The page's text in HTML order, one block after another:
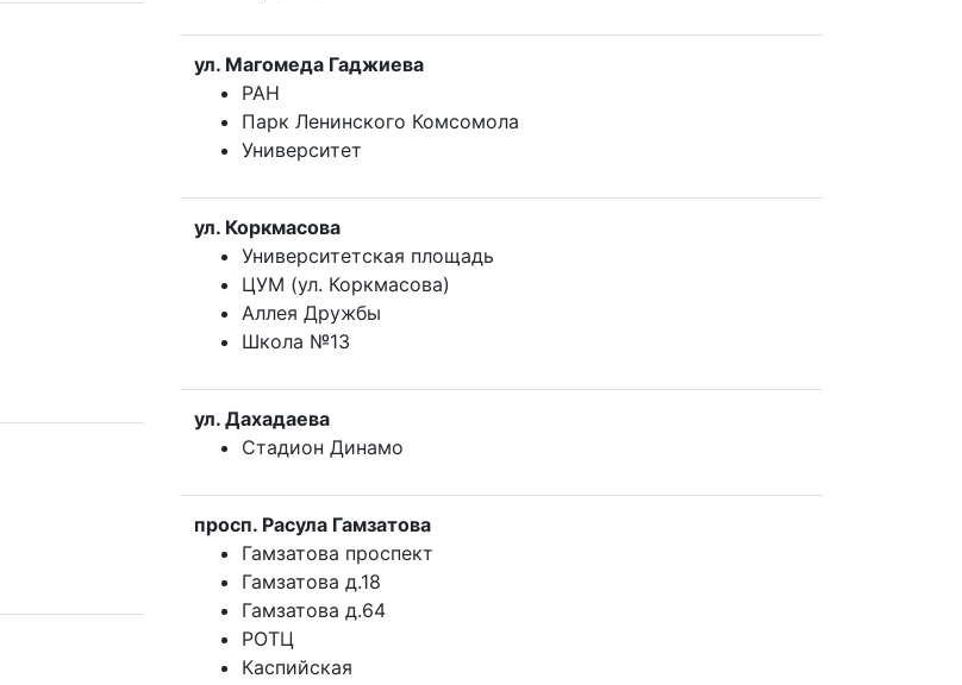
ул. Магомеда Гаджиева
РАН
Парк Ленинского Комсомола
Университет
ул. Коркмасова
Университетская площадь
ЦУМ (ул. Коркмасова)
Аллея Дружбы
Школа №13
ул. Дахадаева
Стадион Динамо
просп. Расула Гамзатова
Гамзатова проспект
Гамзатова д.18
Гамзатова д.64
РОТЦ
Каспийская